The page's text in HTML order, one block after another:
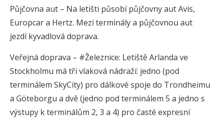
Půjčovna aut – Na letišti působí půjčovny aut Avis,
Europcar a Hertz. Mezi terminály a půjčovnou aut
jezdí kyvadlová doprava.
Veřejná doprava – #Železnice: Letiště Arlanda ve
Stockholmu má tři vlaková nádraží: jedno (pod
terminálem SkyCity) pro dálkové spoje do Trondheimu
a Göteborgu a dvě (jedno pod terminálem 5 a jedno s
výstupy k terminálům 2, 3 a 4) pro časté expresní